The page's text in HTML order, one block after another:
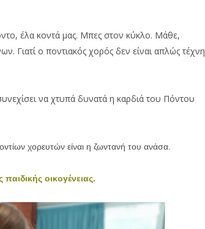
έλα κοντά μας. Μπες στον κύκλο. Μάθε,
Γιατί ο ποντιακός χορός δεν είναι απλώς τέχνη
να χτυπά δυνατά η καρδιά του Πόντου
χορευτών είναι η ζωντανή του ανάσα.
οικογένειας.